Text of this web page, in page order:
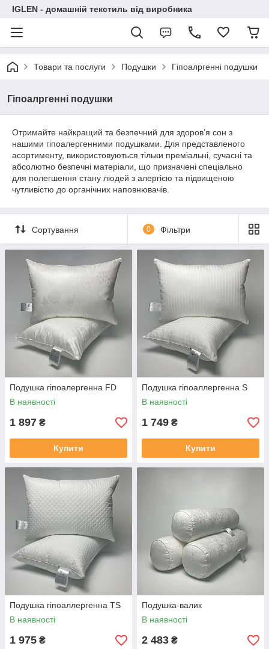
IGLEN - домашній текстиль від виробника
Товари та послуги Подушки Гіпоалргенні подушки
Гіпоалргенні подушки
Отримайте найкращий та безпечний для здоров’я сон з
нашими гіпоалергенними подушками. Для представленого
асортименту, використовуються тільки преміальні, сучасні та
абсолютно безпечні матеріали, що призначені спеціально
для полегшення стану людей з алергією та підвищеною
чутливістю до органічних наповнювачів.
Сортування 0 Фільтри
Подушка гіпоалергенна FD
В наявності
1 897 ₴
Купити
Подушка гіпоаллергенна S
В наявності
1 749 ₴
Купити
Подушка гіпоаллергенна TS
В наявності
1 975 ₴
Подушка-валик
В наявності
2 483 ₴